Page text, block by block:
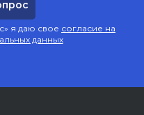
я даю свое согласие на
данных